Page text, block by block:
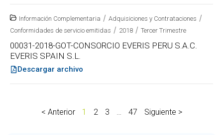
Información Complementaria / Adquisiciones y Contrataciones /
Conformidades de servicio emitidas / 2018 / Tercer Trimestre
00031-2018-GOT-CONSORCIO EVERIS PERU S.A.C.
EVERIS SPAIN S.L.
Descargar archivo
< Anterior 1 2 3 … 47 Siguiente >